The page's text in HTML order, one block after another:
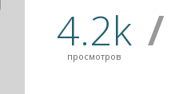
4.2k
просмотров /